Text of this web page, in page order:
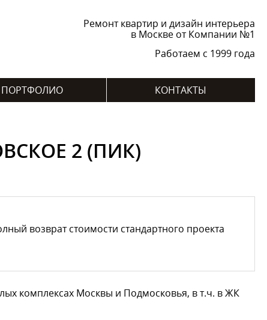
Ремонт квартир и дизайн интерьера
в Москве от Компании №1
Работаем с 1999 года
ПОРТФОЛИО КОНТАКТЫ
2 (ПИК)
возврат стоимости стандартного проекта
комплексах Москвы и Подмосковья, в т.ч. в ЖК